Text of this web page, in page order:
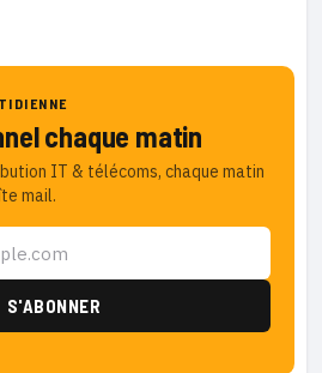
chaque matin
IT & télécoms, chaque matin
mail.